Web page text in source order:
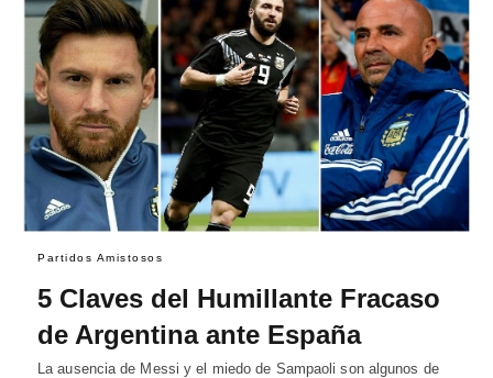
Partidos Amistosos
5 Claves del Humillante Fracaso
de Argentina ante España
La ausencia de Messi y el miedo de Sampaoli son algunos de